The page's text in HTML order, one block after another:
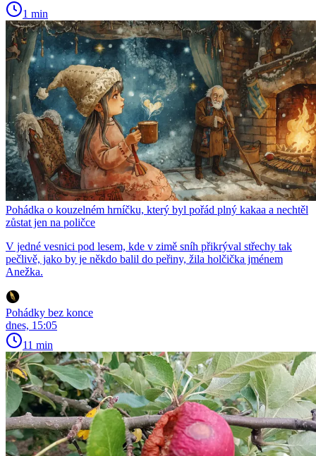
1 min
Pohádka o kouzelném hrníčku, který byl pořád plný kakaa a nechtěl
zůstat jen na poličce
V jedné vesnici pod lesem, kde v zimě sníh přikrýval střechy tak
pečlivě, jako by je někdo balil do peřiny, žila holčička jménem
Anežka.
Pohádky bez konce
dnes, 15:05
11 min